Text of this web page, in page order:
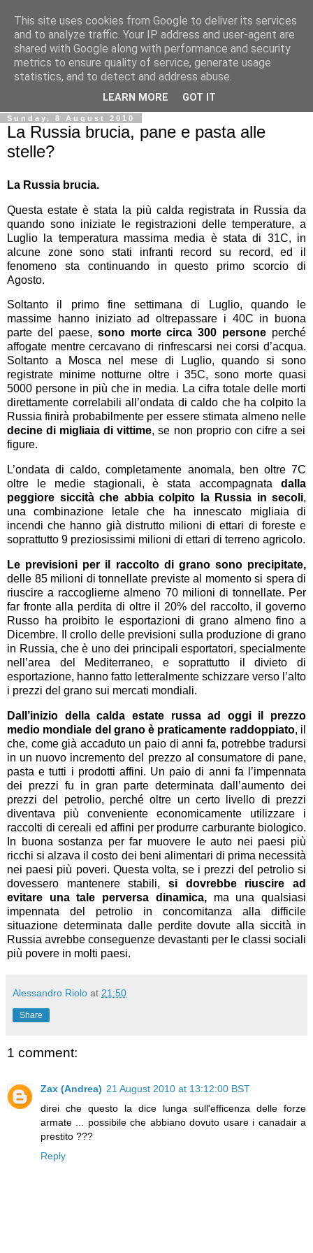
Ale Riolo's blog
Some posts are inEnglish , altri sono inItaliano , algunos
Español
Sunday, 8 August 2010
La Russia brucia, pane e pasta alle
stelle?
La Russia brucia.
Questa estate è stata la più calda registrata in Russia da
quando sono iniziate le registrazioni delle temperature, a
Luglio la temperatura massima media è stata di 31C, in
alcune zone sono stati infranti record su record, ed il
fenomeno sta continuando in questo primo scorcio di
Agosto.
Soltanto il primo fine settimana di Luglio, quando le
massime hanno iniziato ad oltrepassare i 40C in buona
parte del paese, sono morte circa 300 persone perché
affogate mentre cercavano di rinfrescarsi nei corsi d’acqua.
Soltanto a Mosca nel mese di Luglio, quando si sono
registrate minime notturne oltre i 35C, sono morte quasi
5000 persone in più che in media. La cifra totale delle morti
direttamente correlabili all’ondata di caldo che ha colpito la
Russia finirà probabilmente per essere stimata almeno nelle
decine di migliaia di vittime, se non proprio con cifre a sei
figure.
L’ondata di caldo, completamente anomala, ben oltre 7C
oltre le medie stagionali, è stata accompagnata dalla
peggiore siccità che abbia colpito la Russia in secoli,
una combinazione letale che ha innescato migliaia di
incendi che hanno già distrutto milioni di ettari di foreste e
soprattutto 9 preziosissimi milioni di ettari di terreno agricolo.
Le previsioni per il raccolto di grano sono precipitate,
delle 85 milioni di tonnellate previste al momento si spera di
riuscire a raccoglierne almeno 70 milioni di tonnellate. Per
far fronte alla perdita di oltre il 20% del raccolto, il governo
Russo ha proibito le esportazioni di grano almeno fino a
Dicembre. Il crollo delle previsioni sulla produzione di grano
in Russia, che è uno dei principali esportatori, specialmente
nell’area del Mediterraneo, e soprattutto il divieto di
esportazione, hanno fatto letteralmente schizzare verso l’alto
i prezzi del grano sui mercati mondiali.
Dall’inizio della calda estate russa ad oggi il prezzo
medio mondiale del grano è praticamente raddoppiato, il
che, come già accaduto un paio di anni fa, potrebbe tradursi
in un nuovo incremento del prezzo al consumatore di pane,
pasta e tutti i prodotti affini. Un paio di anni fa l’impennata
dei prezzi fu in gran parte determinata dall’aumento dei
prezzi del petrolio, perché oltre un certo livello di prezzi
diventava più conveniente economicamente utilizzare i
raccolti di cereali ed affini per produrre carburante biologico.
In buona sostanza per far muovere le auto nei paesi più
ricchi si alzava il costo dei beni alimentari di prima necessità
nei paesi più poveri. Questa volta, se i prezzi del petrolio si
dovessero mantenere stabili, si dovrebbe riuscire ad
evitare una tale perversa dinamica,ma una qualsiasi
impennata del petrolio in concomitanza alla difficile
situazione determinata dalle perdite dovute alla siccità in
Russia avrebbe conseguenze devastanti per le classi sociali
più povere in molti paesi.
Alessandro Riolo at 21:50
Share
1 comment:
Zax (Andrea) 21 August 2010 at 13:12:00 BST
direi che questo la dice lunga sull'efficenza delle forze
armate ... possibile che abbiano dovuto usare i canadair a
prestito ???
Reply
This site uses cookies from Google to deliver its services
and to analyze traffic. Your IP address and user-agent are
shared with Google along with performance and security
metrics to ensure quality of service, generate usage
statistics, and to detect and address abuse.
LEARN MORE GOT IT